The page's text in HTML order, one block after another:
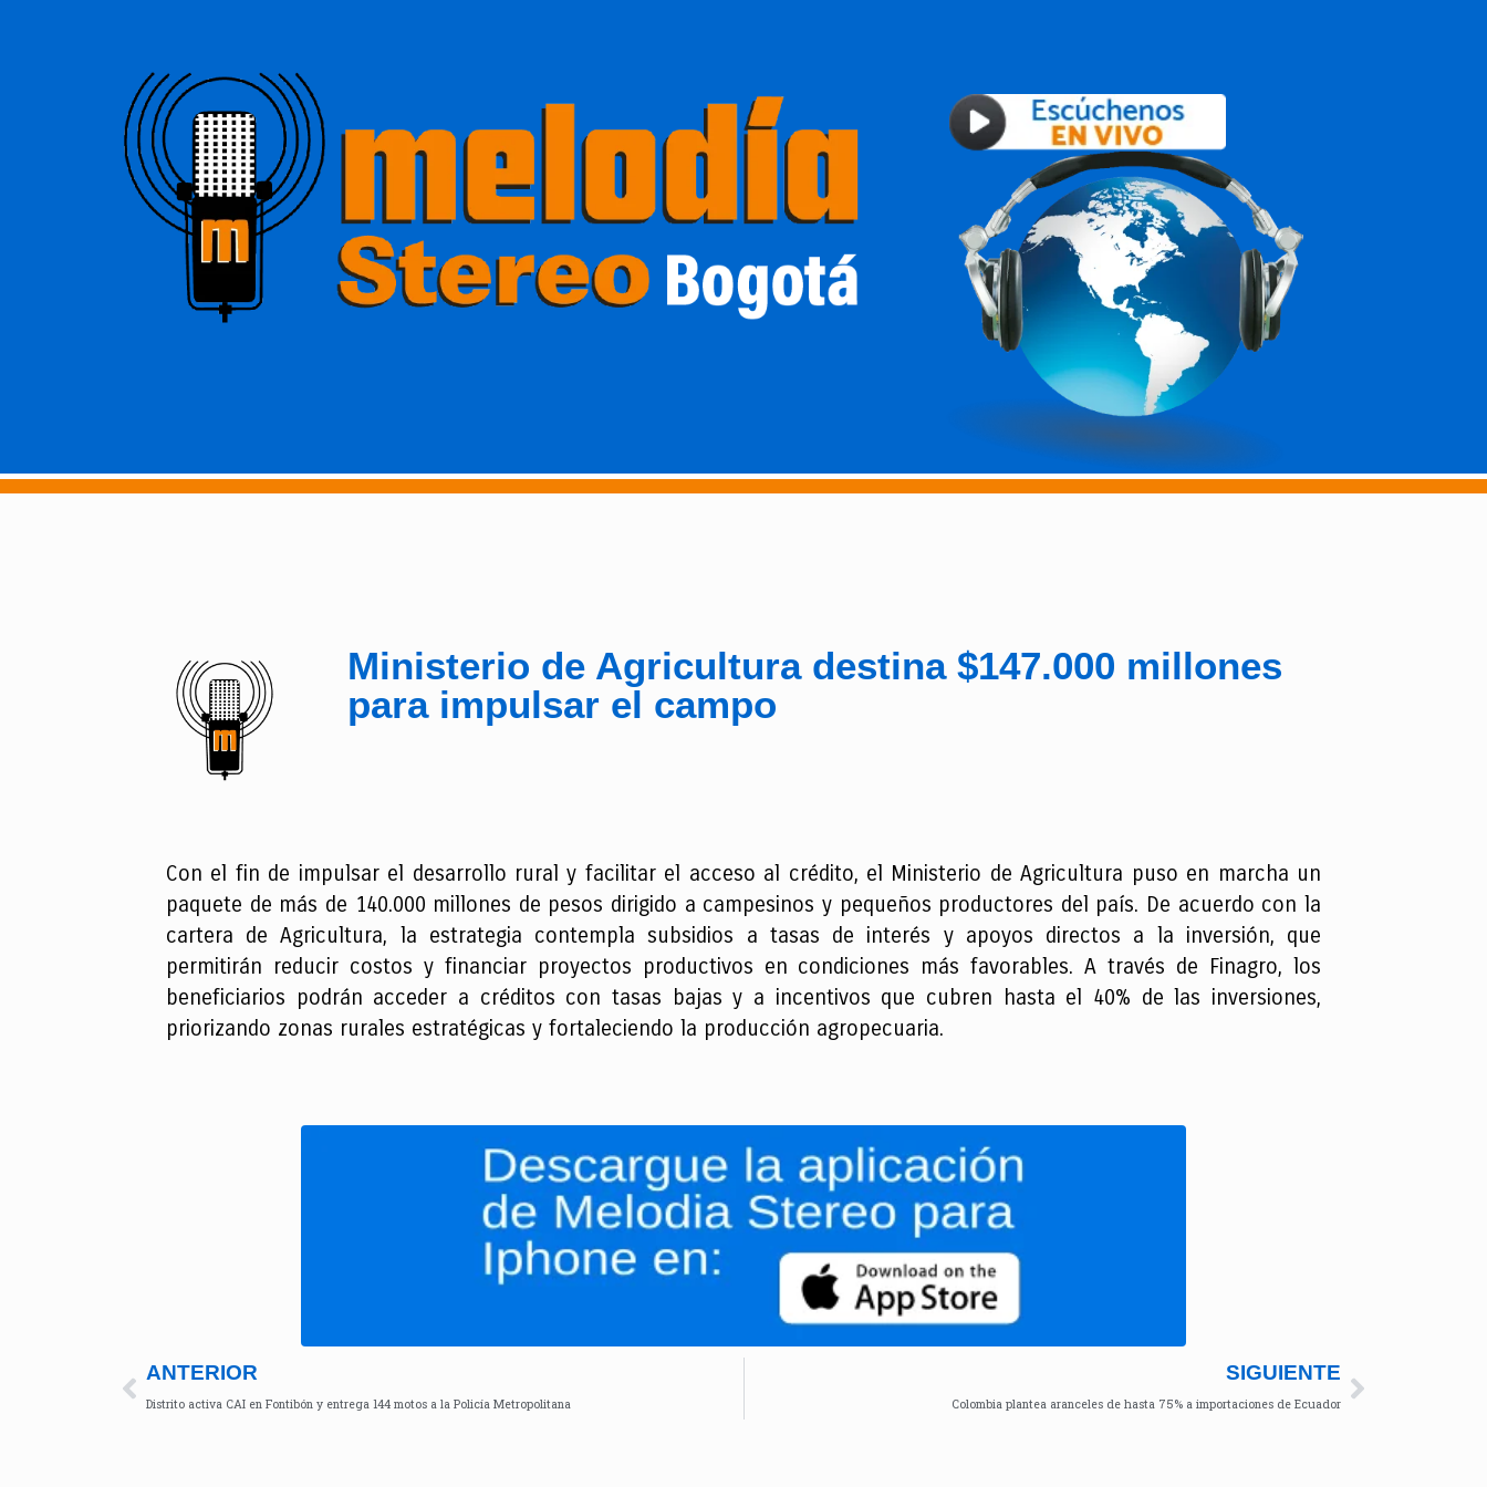
Ministerio de Agricultura destina $147.000 millones
para impulsar el campo
Con el fin de impulsar el desarrollo rural y facilitar el acceso al crédito, el Ministerio de Agricultura puso en marcha un
paquete de más de 140.000 millones de pesos dirigido a campesinos y pequeños productores del país. De acuerdo con la
cartera de Agricultura, la estrategia contempla subsidios a tasas de interés y apoyos directos a la inversión, que
permitirán reducir costos y financiar proyectos productivos en condiciones más favorables. A través de Finagro, los
beneficiarios podrán acceder a créditos con tasas bajas y a incentivos que cubren hasta el 40% de las inversiones,
priorizando zonas rurales estratégicas y fortaleciendo la producción agropecuaria.
ANTERIOR
Distrito activa CAI en Fontibón y entrega 144 motos a la Policía Metropolitana
SIGUIENTE
Colombia plantea aranceles de hasta 75% a importaciones de Ecuador